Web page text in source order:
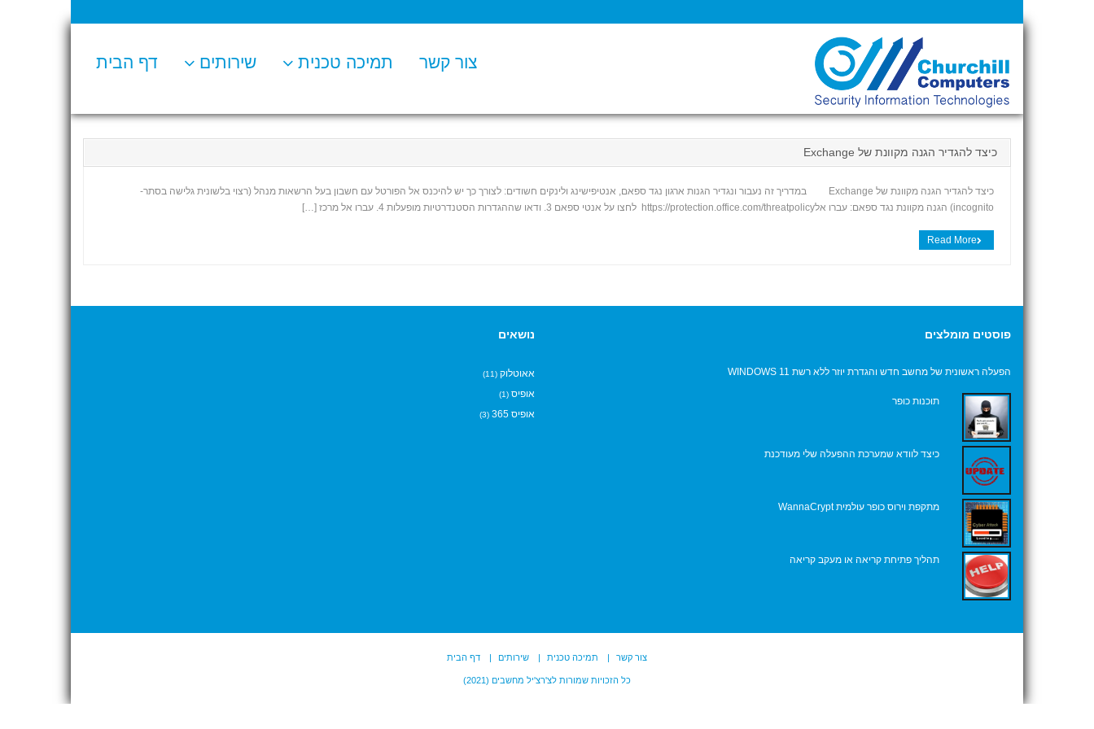
צור קשר תמיכה טכנית שירותים דף הבית
כיצד להגדיר הגנה מקוונת של Exchange
כיצד להגדיר הגנה מקוונת של Exchange במדריך זה נעבור ונגדיר הגנות ארגון נגד ספאם, אנטיפישינג ולינקים חשודים: לצורך כך יש להיכנס אל הפורטל עם חשבון בעל הרשאות מנהל (רצוי בלשונית גלישה בסתר-
incognito) הגנה מקוונת נגד ספאם: עברו אלhttps://protection.office.com/threatpolicy לחצו על אנטי ספאם 3. ודאו שההגדרות הסטנדרטיות מופעלות 4. עברו אל מרכז […]
Read More
פוסטים מומלצים
הפעלה ראשונית של מחשב חדש והגדרת יוזר ללא רשת WINDOWS 11
תוכנות כופר
כיצד לוודא שמערכת ההפעלה שלי מעודכנת
מתקפת וירוס כופר עולמית WannaCrypt
תהליך פתיחת קריאה או מעקב קריאה
נושאים
אאוטלוק (11)
אופיס (1)
אופיס 365 (3)
צור קשר תמיכה טכנית שירותים דף הבית
כל הזכויות שמורות לצ'רצ'יל מחשבים (2021)